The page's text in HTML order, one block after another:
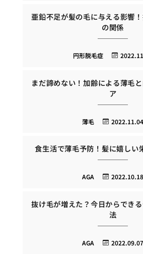
亜鉛不足が髪の毛に与える影響
の関係
円形脱毛症
まだ諦めない！加齢による薄毛
ア
2022.11.04
薄毛
食生活で薄毛予防！髪に嬉しい
2022.10.18
AGA
抜け毛が増えた？今日からでき
法
2022.09.07
AGA